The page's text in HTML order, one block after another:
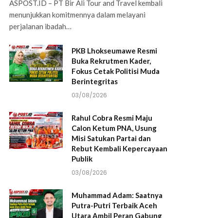
ASPOST.ID – PT Bir Ali Tour and Travel kembali
menunjukkan komitmennya dalam melayani
perjalanan ibadah…
PKB Lhokseumawe Resmi
Buka Rekrutmen Kader,
Fokus Cetak Politisi Muda
Berintegritas
03/08/2026
Rahul Cobra Resmi Maju
Calon Ketum PNA, Usung
Misi Satukan Partai dan
Rebut Kembali Kepercayaan
Publik
03/08/2026
Muhammad Adam: Saatnya
Putra-Putri Terbaik Aceh
Utara Ambil Peran Gabung